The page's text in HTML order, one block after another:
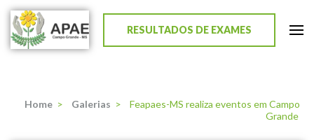
APAE de Campo Grande
RESULTADOS DE EXAMES
Home > Galerias >
Feapaes-MS realiza eventos em Campo
Grande